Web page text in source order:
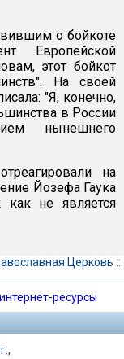
о бойкоте
Европейской
этот бойкот
На своей
"Я, конечно,
в России
нынешнего
на
Йозефа Гаука
как не является
Церковь ::
ресурсы